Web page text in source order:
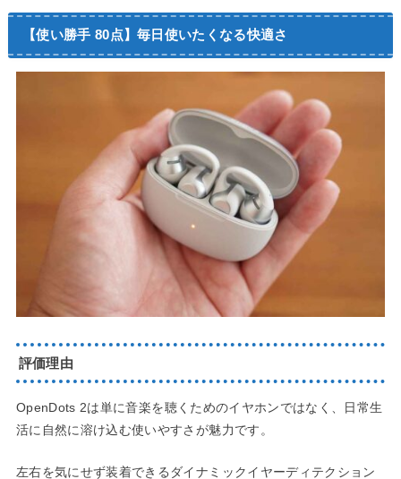
【使い勝手 80点】毎日使いたくなる快適さ
評価理由
OpenDots 2は単に音楽を聴くためのイヤホンではなく、日常生
活に自然に溶け込む使いやすさが魅力です。
左右を気にせず装着できるダイナミックイヤーディテクション